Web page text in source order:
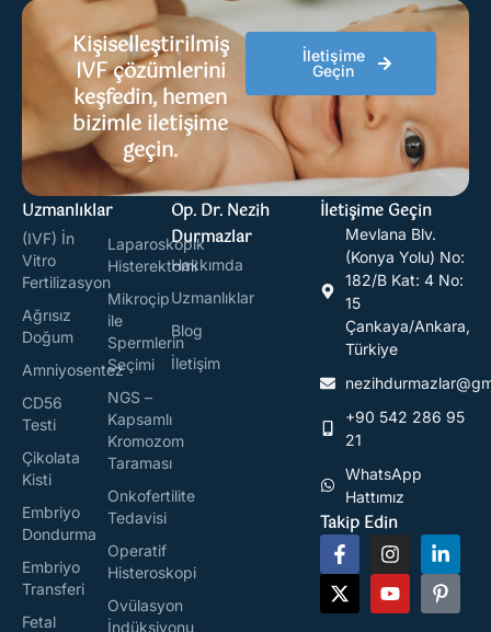
Kişiselleştirilmiş
IVF çözümlerini
keşfedin, hemen
bizimle iletişime
geçin.
İletişime
Geçin
Op. Dr. Nezih
Durmazlar
Hakkımda
Uzmanlıklar
Blog
İletişim
Uzmanlıklar
(IVF) İn
Vitro
Fertilizasyon
Ağrısız
Doğum
Amniyosentez
CD56
Testi
Çikolata
Kisti
Embriyo
Dondurma
Embriyo
Transferi
Fetal
Laparoskopik
Histerektomi
Mikroçip
ile
Spermlerin
Seçimi
NGS –
Kapsamlı
Kromozom
Taraması
Onkofertilite
Tedavisi
Operatif
Histeroskopi
Ovülasyon
İndüksiyonu
İletişime Geçin
Mevlana Blv.
(Konya Yolu) No:
182/B Kat: 4 No:
15
Çankaya/Ankara,
Türkiye
+90 542 286 95
21
WhatsApp
Hattımız
Takip Edin